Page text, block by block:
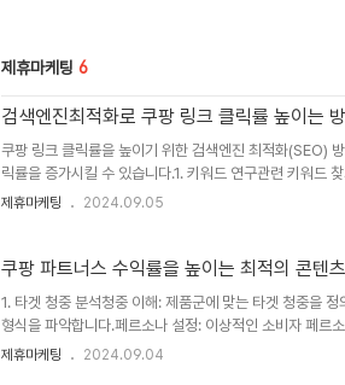
제휴마케팅 6
검색엔진최적화로 쿠팡 링크 클릭률 높이는
쿠팡 링크 클릭률을 높이기 위한 검색엔진 최적화(SEO)
릭률을 증가시킬 수 있습니다.1. 키워드 연구관련 키워드
니다. 구글 키워드 플래너, 네이버 키워드 도구 등을 활용
메타 설명 작성: 검색 결과에 표시되는 메타 설명은 클릭률
제휴마케팅 2024.09.05
쿠팡 파트너스 수익률을 높이는 최적의 콘텐
1. 타겟 청중 분석청중 이해: 제품군에 맞는 타겟 청중을
형식을 파악합니다.페르소나 설정: 이상적인 소비자 페르
텐츠 제작비주얼 중심의 콘텐츠: 고화질 이미지 및 동영상
제휴마케팅 2024.09.04